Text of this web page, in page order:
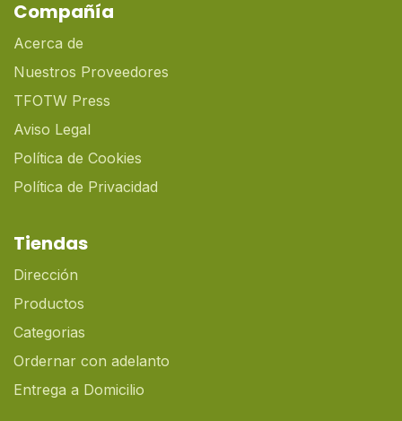
Compañía
Acerca de
Nuestros Proveedores
TFOTW Press
Aviso Legal
Política de Cookies
Política de Privacidad
Tiendas
Dirección
Productos
Categorias
Ordernar con adelanto
Entrega a Domicilio